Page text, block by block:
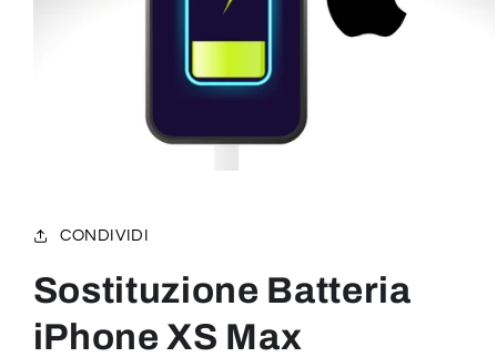
1
in
modale
CONDIVIDI
Sostituzione Batteria
iPhone XS Max